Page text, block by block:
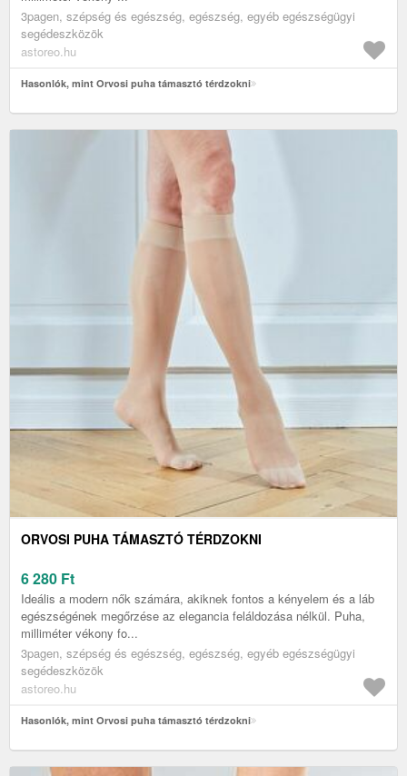
3pagen, szépség és egészség, egészség, egyéb egészségügyi
segédeszközök
astoreo.hu
Hasonlók, mint Orvosi puha támasztó térdzokni
ORVOSI PUHA TÁMASZTÓ TÉRDZOKNI
6 280 Ft
Ideális a modern nők számára, akiknek fontos a kényelem és a láb
egészségének megőrzése az elegancia feláldozása nélkül. Puha,
milliméter vékony fo...
3pagen, szépség és egészség, egészség, egyéb egészségügyi
segédeszközök
astoreo.hu
Hasonlók, mint Orvosi puha támasztó térdzokni